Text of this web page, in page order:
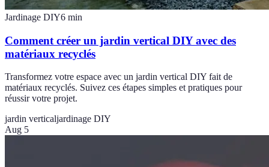
Jardinage DIY6 min
Comment créer un jardin vertical DIY avec des
matériaux recyclés
Transformez votre espace avec un jardin vertical DIY fait de
matériaux recyclés. Suivez ces étapes simples et pratiques pour
réussir votre projet.
jardin verticaljardinage DIY
Aug 5